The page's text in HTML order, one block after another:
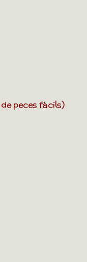
peces fàcils)